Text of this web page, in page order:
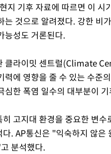
지 기후 자료에 따르면 이
는 것으로 알려졌다. 강한 비
능성도 거론된다.
클라이밋 센트럴(Climate
력에 영향을 줄 수 있는 수준
심한 폭염 일수의 대부분이
히 고지대 환경을 중요한 변
다. AP통신은 "익숙하지 않
분석했다.